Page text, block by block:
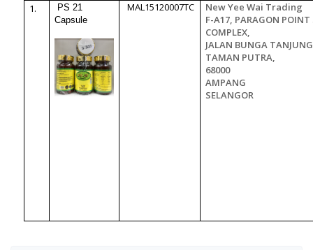
1.
PS 21
Capsule
MAL15120007TC
New Yee Wai Trading
F-A17, PARAGON
COMPLEX,
JALAN BUNGA
TAMAN PUTRA,
68000
AMPANG
SELANGOR